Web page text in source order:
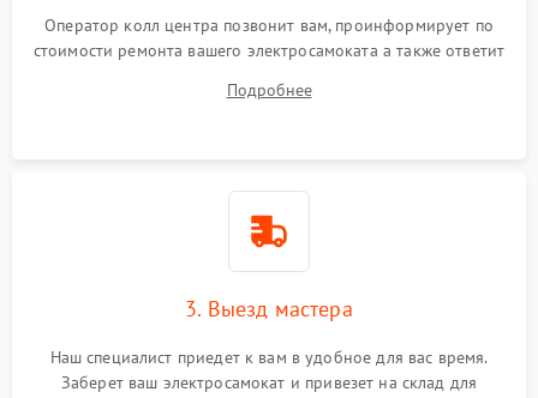
Оператор колл центра позвонит вам, проинформирует по
стоимости ремонта вашего электросамоката а также ответит
Подробнее
3. Выезд мастера
Наш специалист приедет к вам в удобное для вас время.
Заберет ваш электросамокат и привезет на склад для